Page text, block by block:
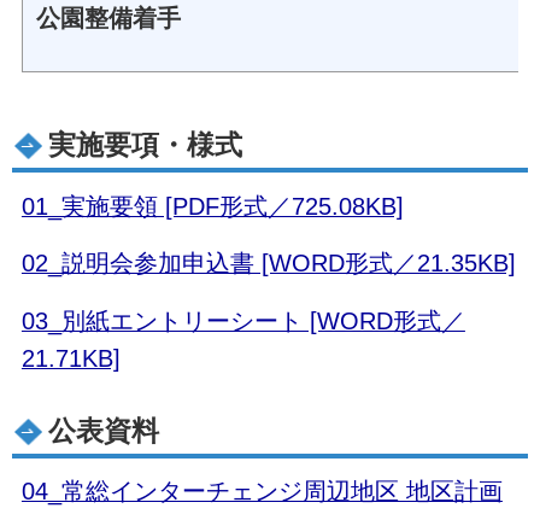
公園整備着手
実施要項・様式
01_実施要領 [PDF形式／725.08KB]
02_説明会参加申込書 [WORD形式／21.35KB]
03_別紙エントリーシート [WORD形式／
21.71KB]
公表資料
04_常総インターチェンジ周辺地区 地区計画